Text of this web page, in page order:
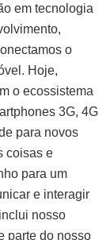
em tecnologia
o
Hoje,
o ecossistema
3G, 4G
para novos
coisas e
para um
e interagir
nosso
parte do nosso